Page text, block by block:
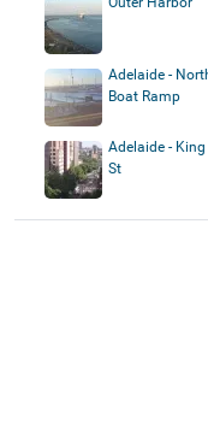
Adelaide -
Boat Ramp
Adelaide -
St